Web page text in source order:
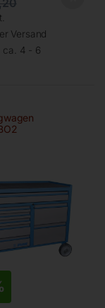
Versand
ca. 4 - 6